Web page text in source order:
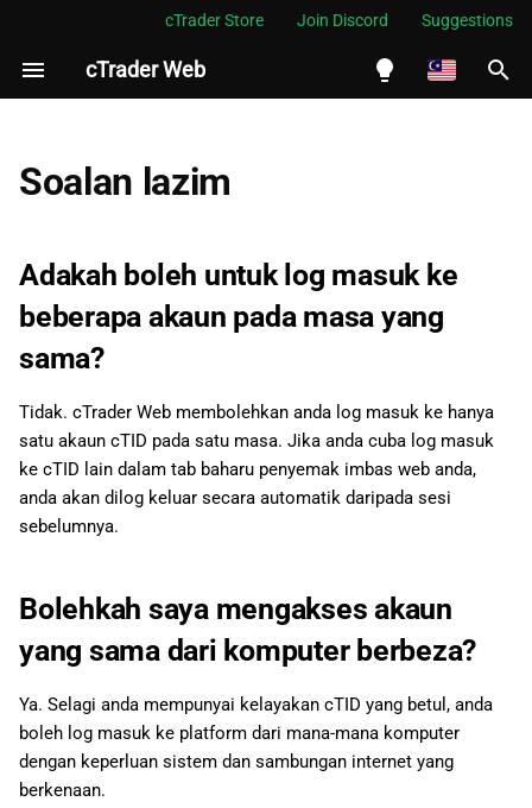
cTrader Store Join Discord Suggestions
cTrader Web
Melayu
Tiếng Việt
한국어
中文
Français
Polski
Русский
S
a
a
n
Adakah boleh untuk log
masuk ke beberapa akaun
Bolehkah saya mengakses
akaun yang sama dari
komputer berbeza?
Web saya tamat tempoh?
Bolehkah saya menukar zon
waktu pada platform saya?
datang?
Bagaimanakah cTrader Web
posisi dilindung nilai (simbol
dibeli dan dijual)?
Di manakah saya boleh
Soalan lazim
Adakah boleh untuk log masuk ke
beberapa akaun pada masa yang
sama?
Tidak. cTrader Web membolehkan anda log masuk ke hanya
satu akaun cTID pada satu masa. Jika anda cuba log masuk
ke cTID lain dalam tab baharu penyemak imbas web anda,
anda akan dilog keluar secara automatik daripada sesi
sebelumnya.
Bolehkah saya mengakses akaun
yang sama dari komputer berbeza?
Ya. Selagi anda mempunyai kelayakan cTID yang betul, anda
boleh log masuk ke platform dari mana-mana komputer
dengan keperluan sistem dan sambungan internet yang
berkenaan.